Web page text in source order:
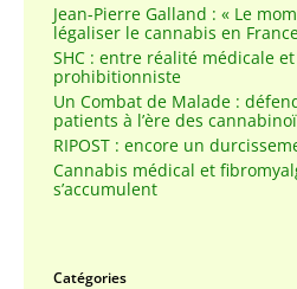
Jean-Pierre Galland : « Le
légaliser le cannabis en
SHC : entre réalité médicale
prohibitionniste
Un Combat de Malade :
patients à l’ère des
RIPOST : encore un
Cannabis médical et
s’accumulent
Catégories